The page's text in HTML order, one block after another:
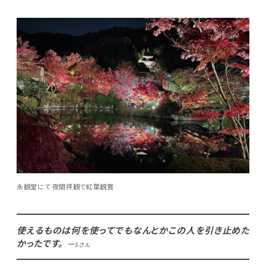
永観堂にて 夜間拝観で紅葉観賞
使えるものは何を使ってでもなんとかこの人を引き止めた
かったです。
ーSさん